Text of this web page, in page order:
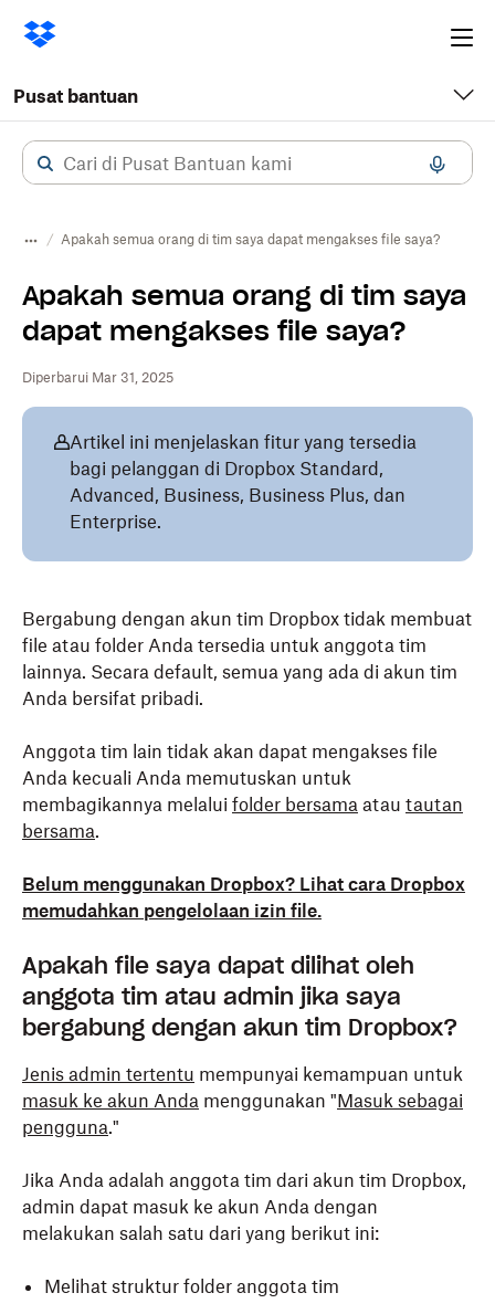
Pusat bantuan
Apakah semua orang di tim saya dapat mengakses file saya?
Apakah semua orang di tim saya
dapat mengakses file saya?
Diperbarui Mar 31, 2025
Artikel ini menjelaskan fitur yang tersedia
bagi pelanggan di Dropbox Standard,
Advanced, Business, Business Plus, dan
Enterprise.
Bergabung dengan akun tim Dropbox tidak membuat
file atau folder Anda tersedia untuk anggota tim
lainnya. Secara default, semua yang ada di akun tim
Anda bersifat pribadi.
Anggota tim lain tidak akan dapat mengakses file
Anda kecuali Anda memutuskan untuk
membagikannya melalui folder bersama atau tautan
bersama.
Belum menggunakan Dropbox? Lihat cara Dropbox
memudahkan pengelolaan izin file.
Apakah file saya dapat dilihat oleh
anggota tim atau admin jika saya
bergabung dengan akun tim Dropbox?
Jenis admin tertentu mempunyai kemampuan untuk
masuk ke akun Anda menggunakan "Masuk sebagai
pengguna."
Jika Anda adalah anggota tim dari akun tim Dropbox,
admin dapat masuk ke akun Anda dengan
melakukan salah satu dari yang berikut ini:
Melihat struktur folder anggota tim